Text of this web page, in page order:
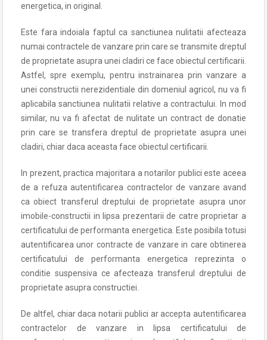
energetica, in original.
Este fara indoiala faptul ca sanctiunea nulitatii afecteaza
numai contractele de vanzare prin care se transmite dreptul
de proprietate asupra unei cladiri ce face obiectul certificarii.
Astfel, spre exemplu, pentru instrainarea prin vanzare a
unei constructii nerezidentiale din domeniul agricol, nu va fi
aplicabila sanctiunea nulitatii relative a contractului. In mod
similar, nu va fi afectat de nulitate un contract de donatie
prin care se transfera dreptul de proprietate asupra unei
cladiri, chiar daca aceasta face obiectul certificarii.
In prezent, practica majoritara a notarilor publici este aceea
de a refuza autentificarea contractelor de vanzare avand
ca obiect transferul dreptului de proprietate asupra unor
imobile-constructii in lipsa prezentarii de catre proprietar a
certificatului de performanta energetica. Este posibila totusi
autentificarea unor contracte de vanzare in care obtinerea
certificatului de performanta energetica reprezinta o
conditie suspensiva ce afecteaza transferul dreptului de
proprietate asupra constructiei.
De altfel, chiar daca notarii publici ar accepta autentificarea
contractelor de vanzare in lipsa certificatului de